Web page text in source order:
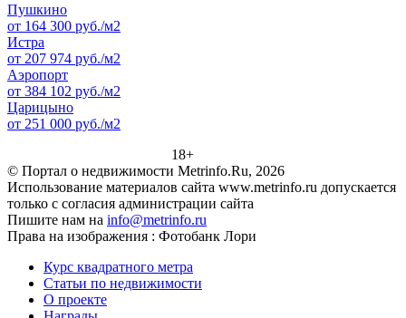
Пушкино
от 164 300 руб./м2
Истра
от 207 974 руб./м2
Аэропорт
от 384 102 руб./м2
Царицыно
от 251 000 руб./м2
18+
© Портал о недвижимости Metrinfo.Ru, 2026
Использование материалов сайта www.metrinfo.ru допускается
только с согласия администрации сайта
Пишите нам на info@metrinfo.ru
Права на изображения : Фотобанк Лори
Курс квадратного метра
Статьи по недвижимости
О проекте